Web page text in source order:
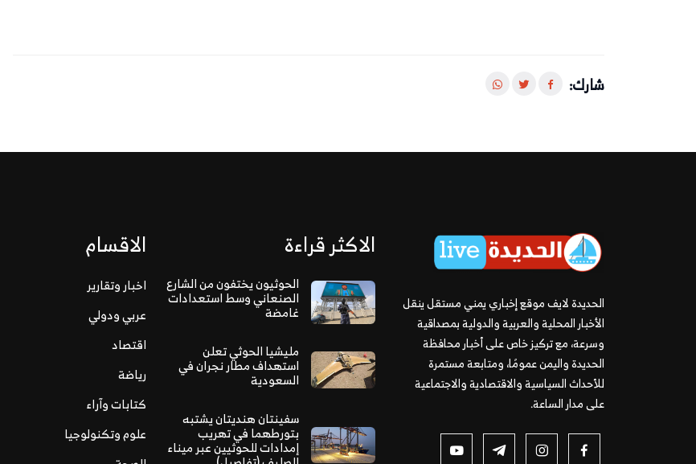
شارك:
الحديدة لايف موقع إخباري يمني مستقل ينقل
الأخبار المحلية والعربية والدولية بمصداقية
وسرعة، مع تركيز خاص على أخبار محافظة
الحديدة واليمن عمومًا، ومتابعة مستمرة
للأحداث السياسية والاقتصادية والاجتماعية
على مدار الساعة.
الاكثر قراءة
الحوثيون يختفون من الشارع
الصنعاني وسط استعدادات
غامضة
مليشيا الحوثي تعلن
استهداف مطار نجران في
السعودية
سفينتان هنديتان يشتبه
بتورطهما في تهريب
إمدادات للحوثيين عبر ميناء
الاقسام
اخبار وتقارير
عربي ودولي
اقتصاد
رياضة
كتابات وآراء
علوم وتكنولوجيا